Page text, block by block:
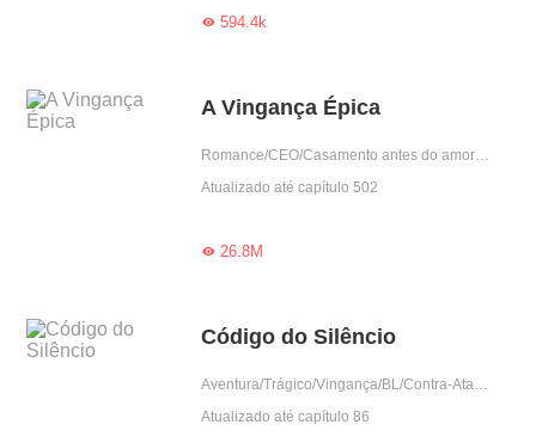
594.4k
A Vingança Épica
Romance/CEO/Casamento antes do amor/Doce/Predestinado/Arrogante
Atualizado até capítulo 502
26.8M
Código do Silêncio
Aventura/Trágico/Vingança/BL/Contra-Ataque
Atualizado até capítulo 86